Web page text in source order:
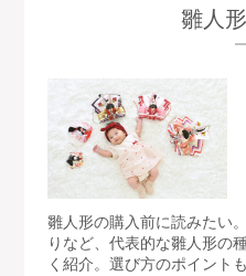
雛人
雛人形の購入前に読みたい
りなど、代表的な雛人形の
く紹介。選び方のポイント